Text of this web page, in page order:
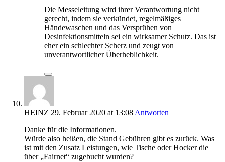
Die Messeleitung wird ihrer Verantwortung nicht
gerecht, indem sie verkündet, regelmäßiges
Händewaschen und das Versprühen von
Desinfektionsmitteln sei ein wirksamer Schutz. Das ist
eher ein schlechter Scherz und zeugt von
unverantwortlicher Überheblichkeit.
HEINZ 29. Februar 2020 at 13:08Antworten
Danke für die Informationen.
Würde also heißen, die Stand Gebühren gibt es zurück. Was
ist mit den Zusatz Leistungen, wie Tische oder Hocker die
über „Fairnet“ zugebucht wurden?